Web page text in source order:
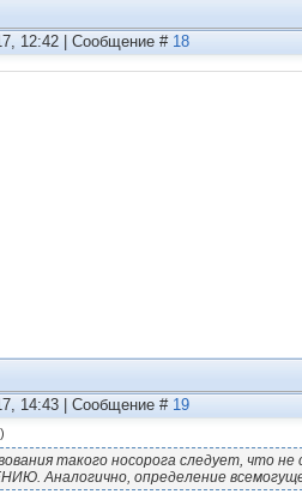
12:42 | Сообщение # 18
14:43 | Сообщение # 19
)
такого носорога следует, что
Аналогично, определение